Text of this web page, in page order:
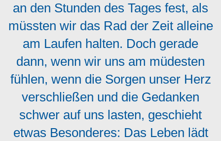
an den Stunden des Tages fest, als
müssten wir das Rad der Zeit alleine
am Laufen halten. Doch gerade
dann, wenn wir uns am müdesten
fühlen, wenn die Sorgen unser Herz
verschließen und die Gedanken
schwer auf uns lasten, geschieht
etwas Besonderes: Das Leben lädt